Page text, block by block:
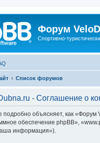
Форум
Спортивно-
Список форумов
- Соглашение о
подробно объясняет, как
обеспечение phpBB»,
информация»).